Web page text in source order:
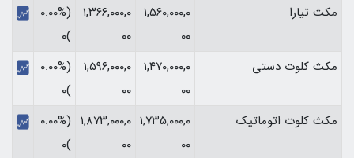
مکث تیارا
۱,۵۶۰,۰۰۰,۰
۰۰
۱,۳۶۶,۰۰۰,۰
۰۰
(۰.۰۰%
)۰
مکث کلوت دستی
۱,۴۷۰,۰۰۰,۰
۰۰
۱,۵۹۶,۰۰۰,۰
۰۰
(۰.۰۰%
)۰
مکث کلوت اتوماتیک
۱,۷۳۵,۰۰۰,۰
۰۰
۱,۸۷۳,۰۰۰,۰
۰۰
(۰.۰۰%
)۰